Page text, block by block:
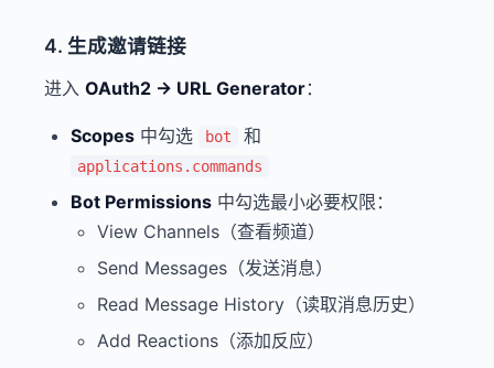
4. 生成邀请链接
进入 OAuth2 → URL Generator：
Scopes 中勾选 bot 和
applications.commands
Bot Permissions 中勾选最小必要权限：
View Channels（查看频道）
Send Messages（发送消息）
Read Message History（读取消息历史）
Add Reactions（添加反应）